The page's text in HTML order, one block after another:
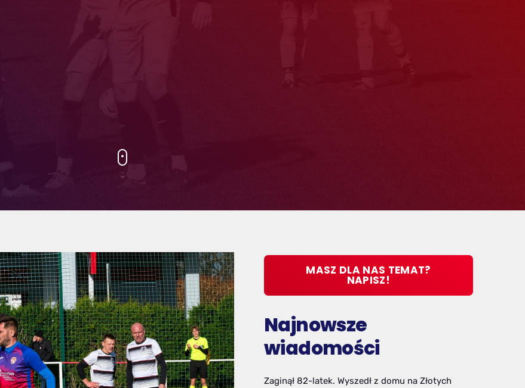
MASZ DLA NAS TEMAT?
NAPISZ!
Najnowsze
wiadomości
Zaginął 82-latek. Wyszedł z domu na Złotych